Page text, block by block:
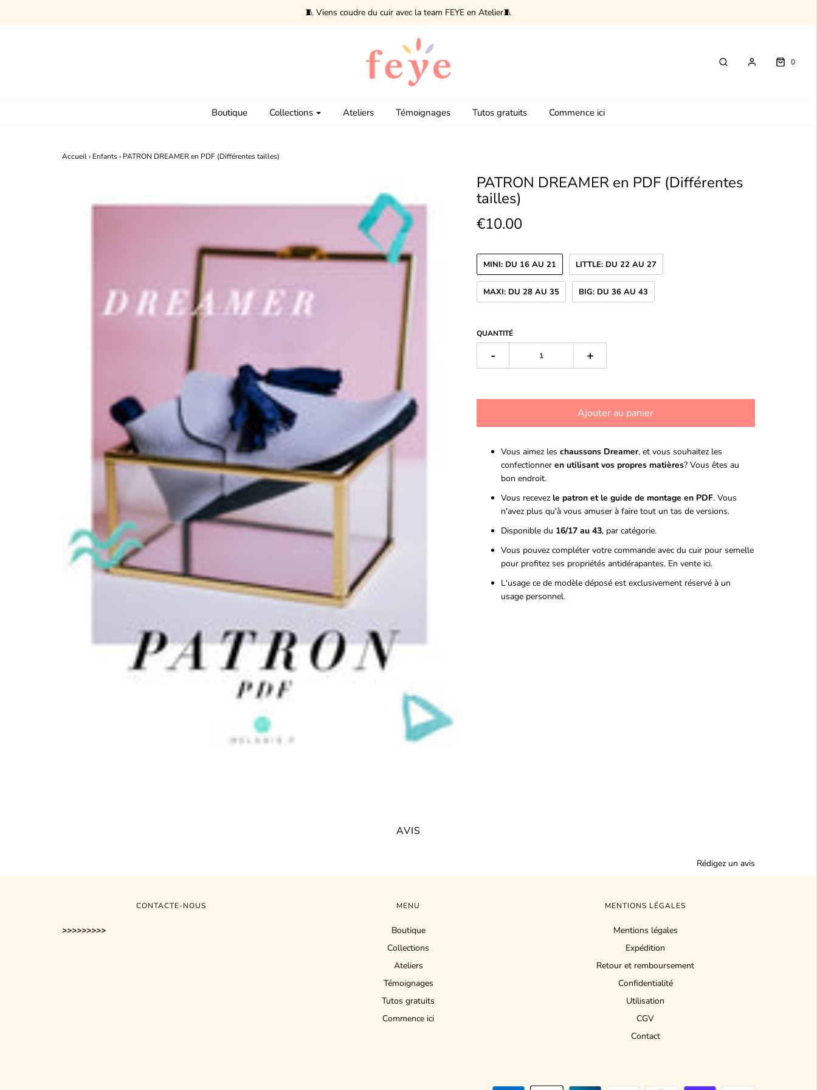
🧵 Viens coudre du cuir avec la team FEYE en Atelier🧵
0
Boutique Collections Ateliers Témoignages Tutos gratuits Commence ici
Accueil › Enfants › PATRON DREAMER en PDF (Différentes tailles)
PATRON DREAMER en PDF (Différentes
tailles)
€10.00
MINI: DU 16 AU 21 LITTLE: DU 22 AU 27
MAXI: DU 28 AU 35 BIG: DU 36 AU 43
QUANTITÉ
- +
Ajouter au panier
Vous aimez les chaussons Dreamer, et vous souhaitez les
confectionner en utilisant vos propres matières? Vous êtes au
bon endroit.
Vous recevez le patron et le guide de montage en PDF. Vous
n'avez plus qu'à vous amuser à faire tout un tas de versions.
Disponible du 16/17 au 43, par catégorie.
Vous pouvez compléter votre commande avec du cuir pour semelle
pour profitez ses propriétés antidérapantes. En vente ici.
L'usage ce de modèle déposé est exclusivement réservé à un
usage personnel.
AVIS
Rédigez un avis
CONTACTE-NOUS
>>>>>>>>>
MENU
Boutique
Collections
Ateliers
Témoignages
Tutos gratuits
Commence ici
MENTIONS LÉGALES
Mentions légales
Expédition
Retour et remboursement
Confidentialité
Utilisation
CGV
Contact